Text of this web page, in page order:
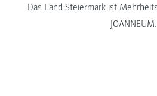
Das Land Steiermarkist
JOANNEUM.